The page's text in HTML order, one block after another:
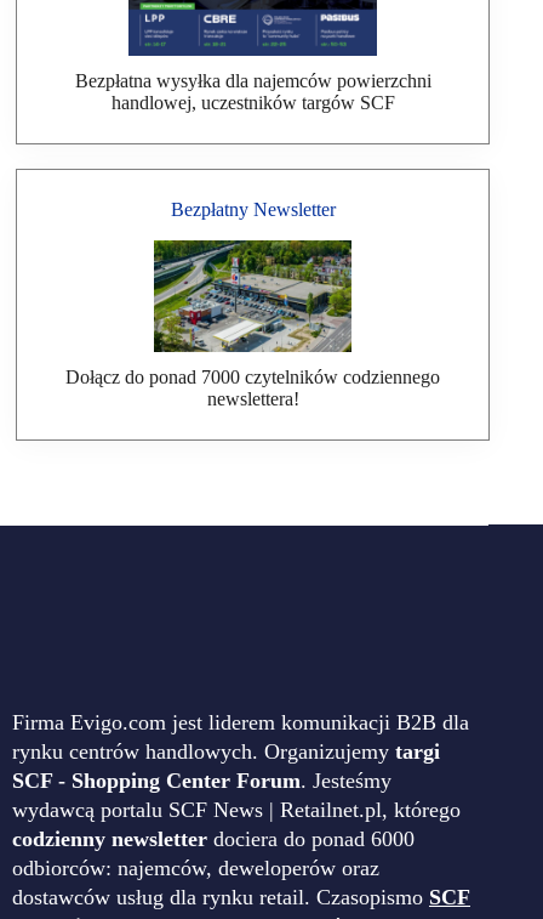
Bezpłatna wysyłka dla najemców powierzchni
handlowej, uczestników targów SCF
Bezpłatny Newsletter
Dołącz do ponad 7000 czytelników codziennego
newslettera!
Firma Evigo.com jest liderem komunikacji B2B dla
rynku centrów handlowych. Organizujemy targi
SCF - Shopping Center Forum. Jesteśmy
wydawcą portalu SCF News | Retailnet.pl, którego
codzienny newsletter dociera do ponad 6000
odbiorców: najemców, deweloperów oraz
dostawców usług dla rynku retail. Czasopismo SCF